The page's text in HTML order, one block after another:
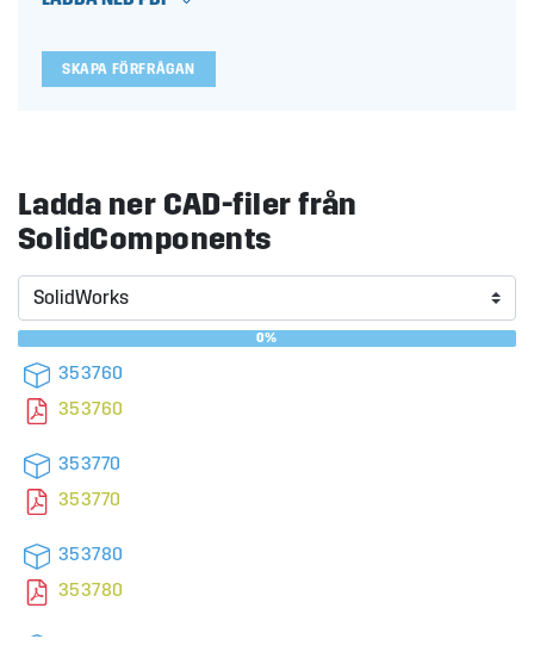
SKAPA FÖRFRÅGAN
Ladda ner CAD-filer från
SolidComponents
0%
353760
353760
353770
353770
353780
353780